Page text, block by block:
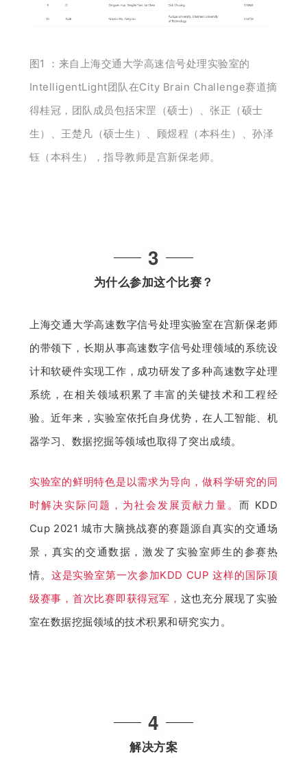
图1 ：来自上海交通大学高速信号处理实验室的
IntelligentLight团队在City Brain Challenge赛道摘
得桂冠，团队成员包括宋罡（硕士）、张正（硕士
生）、王楚凡（硕士生）、顾煜程（本科生）、孙泽
钰（本科生），指导教师是宫新保老师。
3
为什么参加这个比赛？
上海交通大学高速数字信号处理实验室在宫新保老师
的带领下，长期从事高速数字信号处理领域的系统设
计和软硬件实现工作，成功研发了多种高速数字处理
系统，在相关领域积累了丰富的关键技术和工程经
验。近年来，实验室依托自身优势，在人工智能、机
器学习、数据挖掘等领域也取得了突出成绩。
实验室的鲜明特色是以需求为导向，做科学研究的同
时解决实际问题，为社会发展贡献力量。 而 KDD
Cup 2021 城市大脑挑战赛的赛题源自真实的交通场
景，真实的交通数据，激发了实验室师生的参赛热
情。 这是实验室第一次参加KDD CUP 这样的国际顶
级赛事，首次比赛即获得冠军， 这也充分展现了实验
室在数据挖掘领域的技术积累和研究实力。
4
解决方案